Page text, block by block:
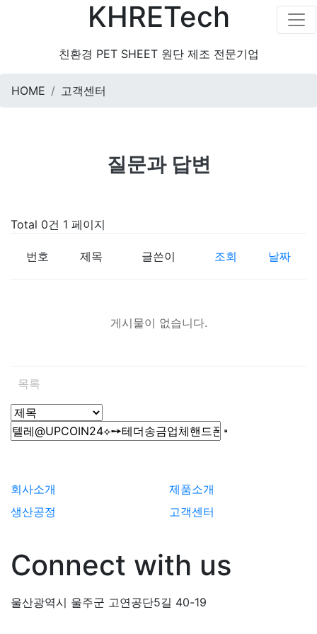
KHRETech
친환경 PET SHEET 원단 제조 전문기업
HOME 고객센터
질문과 답변
Total 0건 1 페이지
번호 제목 글쓴이 조회 날짜
게시물이 없습니다.
목록
회사소개
생산공정
제품소개
고객센터
Connect with us
울산광역시 울주군 고연공단5길 40-19